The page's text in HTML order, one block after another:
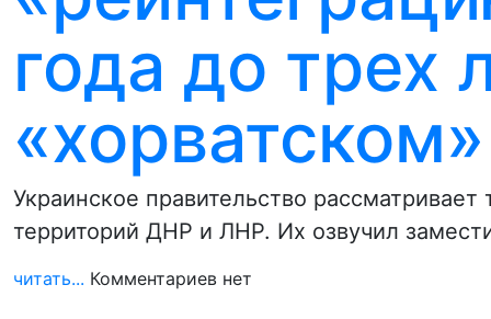
года до трех
Украинское правительство
территорий ДНР и ЛНР. Их озвучил
читать... Комментариев нет